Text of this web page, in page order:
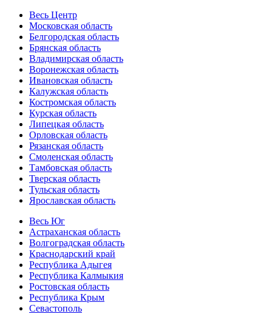
Весь Центр
Московская область
Белгородская область
Брянская область
Владимирская область
Воронежская область
Ивановская область
Калужская область
Костромская область
Курская область
Липецкая область
Орловская область
Рязанская область
Смоленская область
Тамбовская область
Тверская область
Тульская область
Ярославская область
Весь Юг
Астраханская область
Волгоградская область
Краснодарский край
Республика Адыгея
Республика Калмыкия
Ростовская область
Республика Крым
Севастополь